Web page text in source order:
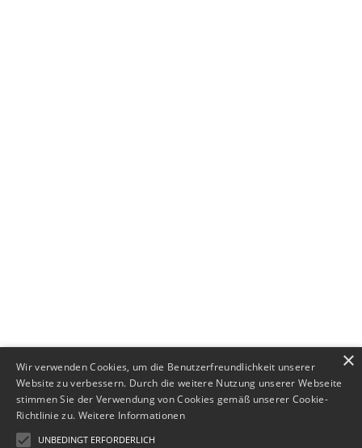
×
Wir verwenden Cookies, um die Benutzerfreundlichkeit unserer
Website zu verbessern. Durch die weitere Nutzung unserer Webseite
stimmen Sie der Verwendung von Cookies gemäß unserer Cookie-
Richtlinie zu. Weitere Informationen
UNBEDINGT ERFORDERLICH